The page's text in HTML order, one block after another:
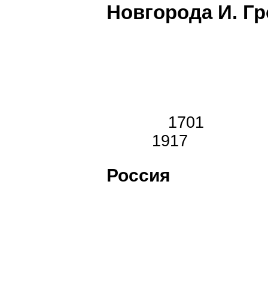
Новгорода И.
1917
Россия